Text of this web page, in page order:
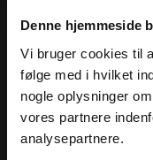
Denne hjemmeside
Vi bruger cookies til
følge med i hvilket
nogle oplysninger
vores partnere
analysepartnere.
Dansk Sprognævn
Adelgade 119 B
5400 Bogense